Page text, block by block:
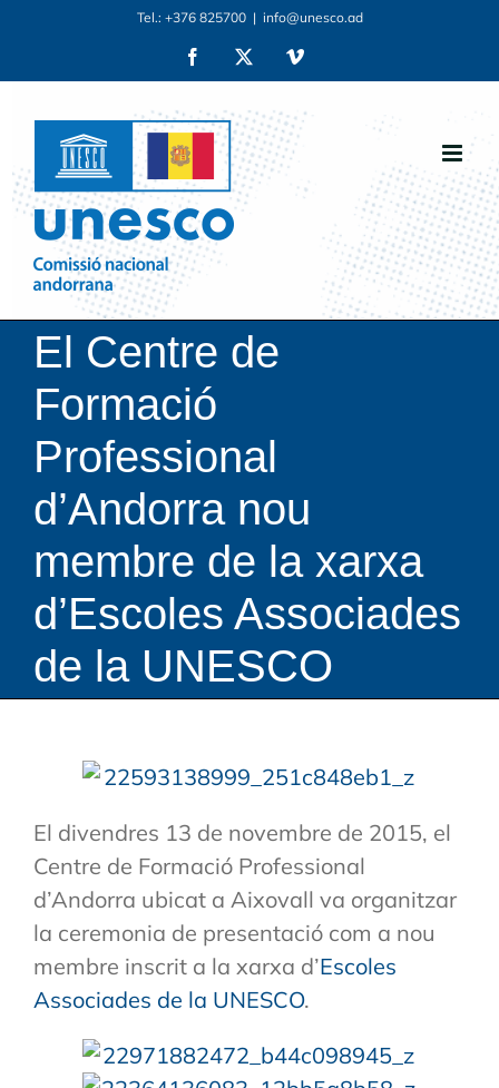
content
Tel.: +376 825700 | info@unesco.ad
Facebook Vimeo
El Centre de
Formació
Professional
d’Andorra nou
membre de la xarxa
d’Escoles Associades
de la UNESCO
El divendres 13 de novembre de 2015, el
Centre de Formació Professional
d’Andorra ubicat a Aixovall va organitzar
la ceremonia de presentació com a nou
membre inscrit a la xarxa d’Escoles
Associades de la UNESCO.